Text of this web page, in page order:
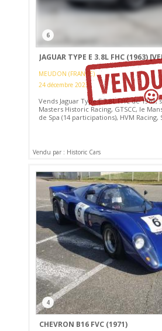
6
JAGUAR TYPE E 3.8L FHC (1963)
MEUDON (FRANCE)
24 décembre 2023
Vends Jaguar Type E 3,8L FHC de 1963,
Masters Historic Racing, GTSCC, le
de Spa (14 participations), HVM Racing,
Vendu par : Historic Cars
4
CHEVRON B16 FVC (1971)